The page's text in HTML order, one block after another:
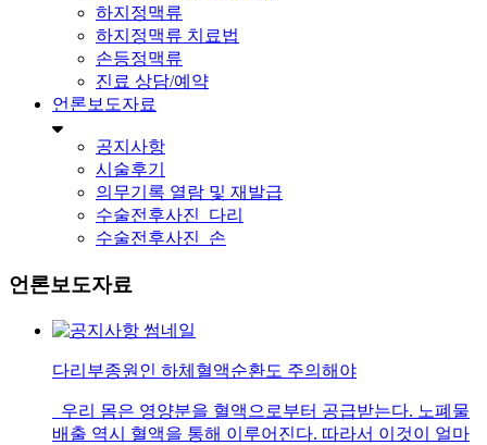
하지정맥류
하지정맥류 치료법
손등정맥류
진료 상담/예약
언론보도자료
공지사항
시술후기
의무기록 열람 및 재발급
수술전후사진_다리
수술전후사진_손
언론보도자료
다리부종원인 하체혈액순환도 주의해야
우리 몸은 영양분을 혈액으로부터 공급받는다. 노폐물
배출 역시 혈액을 통해 이루어진다. 따라서 이것이 얼마